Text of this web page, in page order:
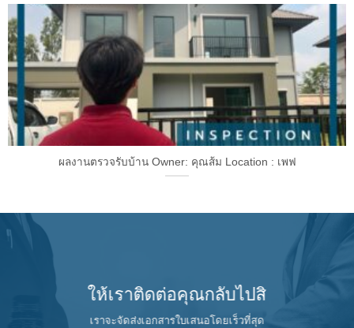
ผลงานตรวจรับบ้าน Owner: คุณส้ม Location : เพฟ
ให้เราติดต่อคุณกลับไปสิ
เราจะจัดส่งเอกสารใบเสนอโดยเร็วที่สุด